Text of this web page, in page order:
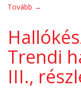
Tovább →
Trendi
III.,